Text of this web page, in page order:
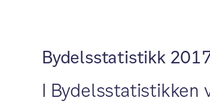
Bydelsstatistikk
I Bydelsstatistikken